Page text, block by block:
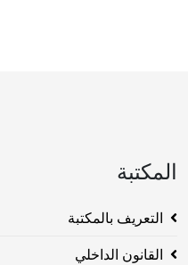
المكتبة
التعريف بالمكتبة
القانون الداخلي